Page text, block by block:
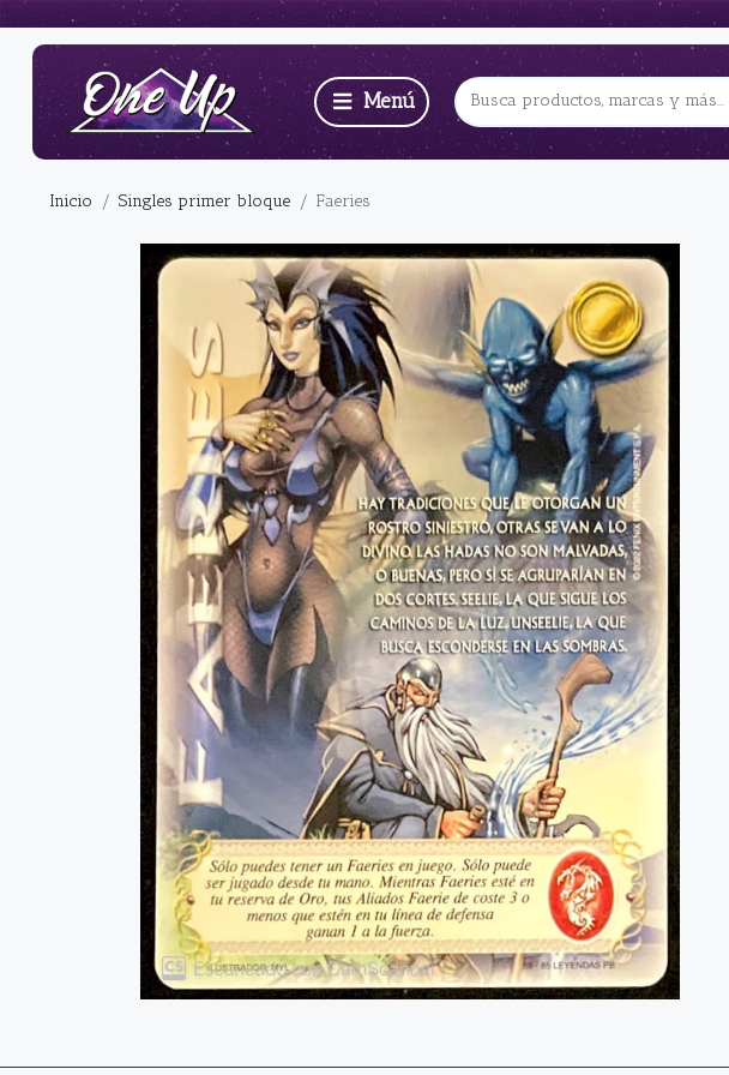
Inicio Singles primer bloque Faeries